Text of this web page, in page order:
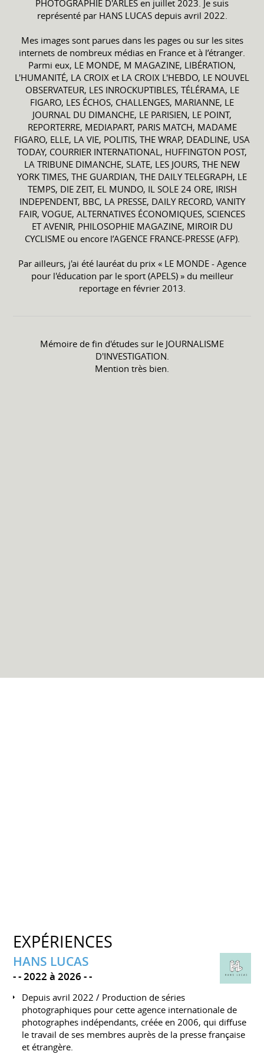
PHOTOGRAPHIE D'ARLES en juillet 2023. Je suis
représenté par HANS LUCAS depuis avril 2022.
Mes images sont parues dans les pages ou sur les sites
internets de nombreux médias en France et à l’étranger.
Parmi eux, LE MONDE, M MAGAZINE, LIBÉRATION,
L'HUMANITÉ, LA CROIX et LA CROIX L'HEBDO, LE NOUVEL
OBSERVATEUR, LES INROCKUPTIBLES, TÉLÉRAMA, LE
FIGARO, LES ÉCHOS, CHALLENGES, MARIANNE, LE
JOURNAL DU DIMANCHE, LE PARISIEN, LE POINT,
REPORTERRE, MEDIAPART, PARIS MATCH, MADAME
FIGARO, ELLE, LA VIE, POLITIS, THE WRAP, DEADLINE, USA
TODAY, COURRIER INTERNATIONAL, HUFFINGTON POST,
LA TRIBUNE DIMANCHE, SLATE, LES JOURS, THE NEW
YORK TIMES, THE GUARDIAN, THE DAILY TELEGRAPH, LE
TEMPS, DIE ZEIT, EL MUNDO, IL SOLE 24 ORE, IRISH
INDEPENDENT, BBC, LA PRESSE, DAILY RECORD, VANITY
FAIR, VOGUE, ALTERNATIVES ÉCONOMIQUES, SCIENCES
ET AVENIR, PHILOSOPHIE MAGAZINE, MIROIR DU
CYCLISME ou encore l’AGENCE FRANCE-PRESSE (AFP).
Par ailleurs, j'ai été lauréat du prix « LE MONDE - Agence
pour l'éducation par le sport (APELS) » du meilleur
reportage en février 2013.
Mémoire de fin d'études sur le JOURNALISME
D'INVESTIGATION.
Mention très bien.
EXPÉRIENCES
HANS LUCAS
- 2022 à 2026 -
Depuis avril 2022 / Production de séries
photographiques pour cette agence internationale de
photographes indépendants, créée en 2006, qui diffuse
le travail de ses membres auprès de la presse française
et étrangère.